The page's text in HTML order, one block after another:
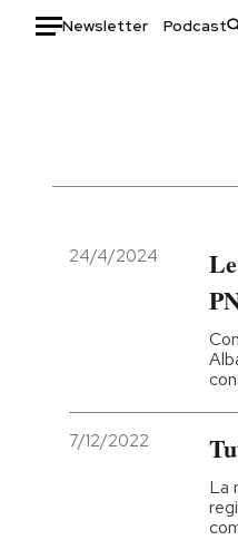
Newsletter Podcast
Italia
Politica
Economia
Sport
24/4/2024
7/12/2022
La